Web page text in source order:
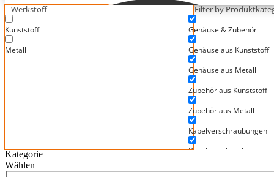
Werkstoff
Kunststoff
Metall
Filter by
Gehäuse & Zubehör
Gehäuse aus Kunststoff
Gehäuse aus Metall
Zubehör aus Kunststoff
Zubehör aus Metall
Kabelverschraubungen
Kabelverschraubungen
Kabelverschraubungen
Kategorie
Wählen